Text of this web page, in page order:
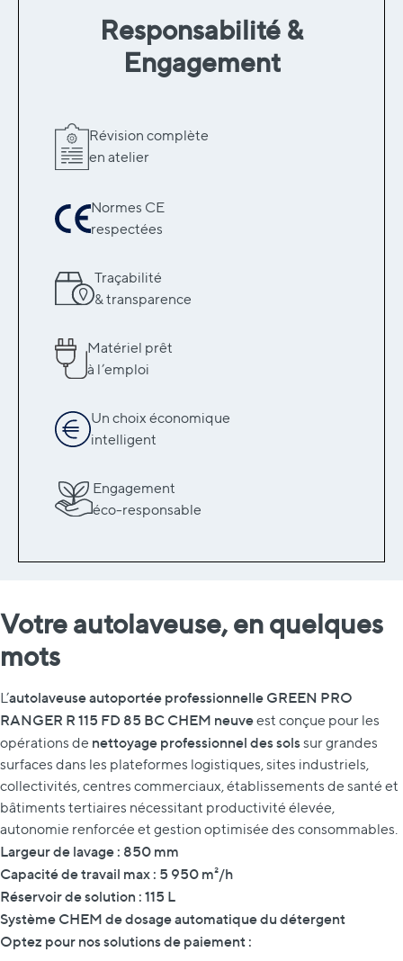
Responsabilité &
Engagement
Révision complète
en atelier
Normes CE
respectées
Traçabilité
& transparence
Matériel prêt
à l’emploi
Un choix économique
intelligent
Engagement
éco-responsable
Votre autolaveuse, en quelques
mots
L’autolaveuse autoportée professionnelle GREEN PRO
RANGER R 115 FD 85 BC CHEM neuveest conçue pour les
opérations de nettoyage professionnel des solssur grandes
surfaces dans les plateformes logistiques, sites industriels,
collectivités, centres commerciaux, établissements de santé et
bâtiments tertiaires nécessitant productivité élevée,
autonomie renforcée et gestion optimisée des consommables.
Largeur de lavage : 850 mm
Capacité de travail max : 5 950 m²/h
Réservoir de solution : 115 L
Système CHEM de dosage automatique du détergent
Optez pour nos solutions de paiement :